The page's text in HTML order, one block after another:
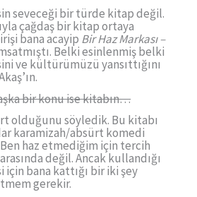
seveceği bir türde kitap değil.
çağdaş bir kitap ortaya
bana acayip Bir Haz Markası –
Belki esinlenmiş belki
ve kültürümüzü yansıttığını
bir konu ise kitabın…
olduğunu söyledik. Bu kitabı
karamizah/absürt komedi
haz etmediğim için tercih
değil. Ancak kullandığı
için bana kattığı bir iki şey
gerekir.